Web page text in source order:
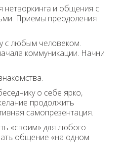
и общения с
Приемы преодоления
с любым человеком.
коммуникации. Начни
о себе ярко,
продолжить
самопрезентация.
«своим» для любого
общение «на одном